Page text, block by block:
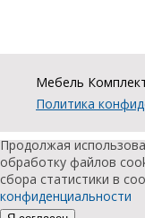
Мебель
Политика
Продолжая
обработку файлов
сбора статистики в
конфиденциальности